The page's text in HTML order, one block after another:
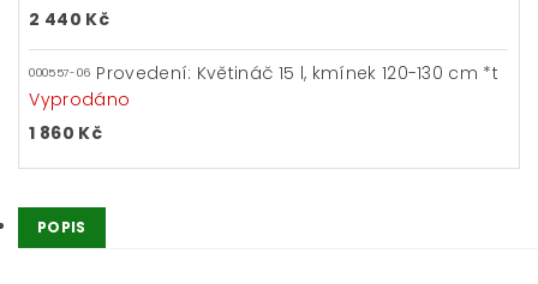
2 440 Kč
000557-06 Provedení: Květináč 15 l, kmínek 120-130 cm *t
Vyprodáno
1 860 Kč
POPIS